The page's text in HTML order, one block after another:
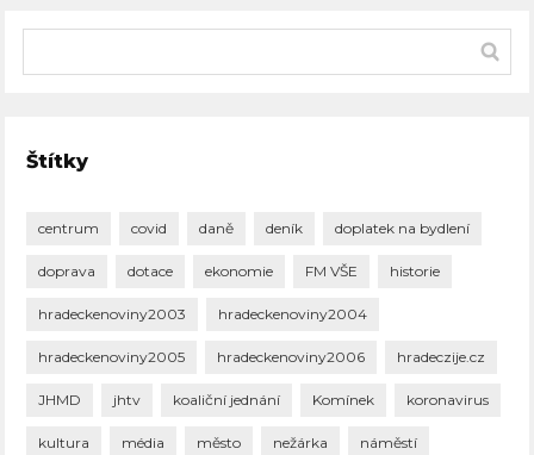
Štítky
centrum covid daně deník doplatek na bydlení
doprava dotace ekonomie FM VŠE historie
hradeckenoviny2003 hradeckenoviny2004
hradeckenoviny2005 hradeckenoviny2006 hradeczije.cz
JHMD jhtv koaliční jednání Komínek koronavirus
kultura média město nežárka náměstí